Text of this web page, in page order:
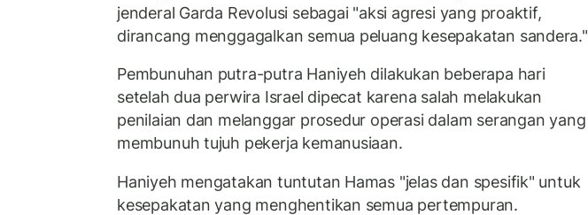
jenderal Garda Revolusi sebagai "aksi agresi yang proaktif,
dirancang menggagalkan semua peluang kesepakatan sandera."
Pembunuhan putra-putra Haniyeh dilakukan beberapa hari
setelah dua perwira Israel dipecat karena salah melakukan
penilaian dan melanggar prosedur operasi dalam serangan yang
membunuh tujuh pekerja kemanusiaan.
Haniyeh mengatakan tuntutan Hamas "jelas dan spesifik" untuk
kesepakatan yang menghentikan semua pertempuran.